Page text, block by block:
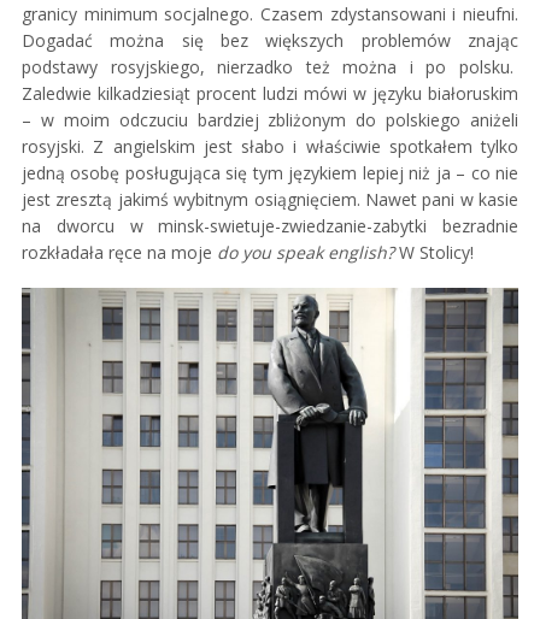
granicy minimum socjalnego. Czasem zdystansowani i nieufni.
Dogadać można się bez większych problemów znając
podstawy rosyjskiego, nierzadko też można i po polsku.
Zaledwie kilkadziesiąt procent ludzi mówi w języku białoruskim
– w moim odczuciu bardziej zbliżonym do polskiego aniżeli
rosyjski. Z angielskim jest słabo i właściwie spotkałem tylko
jedną osobę posługująca się tym językiem lepiej niż ja – co nie
jest zresztą jakimś wybitnym osiągnięciem. Nawet pani w kasie
na dworcu w minsk-swietuje-zwiedzanie-zabytki bezradnie
rozkładała ręce na moje do you speak english?W Stolicy!